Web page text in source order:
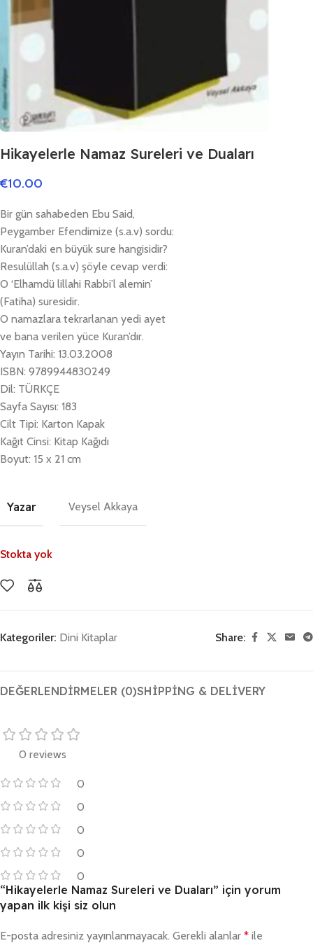
Hikayelerle Namaz Sureleri ve Duaları
€10.00
Bir gün sahabeden Ebu Said,
Peygamber Efendimize (s.a.v) sordu:
Kuran’daki en büyük sure hangisidir?
Resulüllah (s.a.v) şöyle cevap verdi:
O ‘Elhamdü lillahi Rabbi’l alemin’
(Fatiha) suresidir.
O namazlara tekrarlanan yedi ayet
ve bana verilen yüce Kuran’dır.
Yayın Tarihi: 13.03.2008
ISBN: 9789944830249
Dil: TÜRKÇE
Sayfa Sayısı: 183
Cilt Tipi: Karton Kapak
Kağıt Cinsi: Kitap Kağıdı
Boyut: 15 x 21 cm
Yazar Veysel Akkaya
Stokta yok
Kategoriler: Dini Kitaplar Share:
DEĞERLENDIRMELER (0)SHIPPING & DELIVERY
0 reviews
0
0
0
0
0
“Hikayelerle Namaz Sureleri ve Duaları” için yorum
yapan ilk kişi siz olun
E-posta adresiniz yayınlanmayacak. Gerekli alanlar * ile